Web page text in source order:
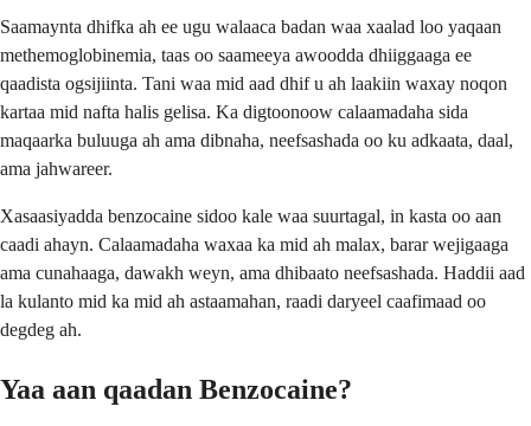
Saamaynta dhifka ah ee ugu walaaca badan waa xaalad loo yaqaan
methemoglobinemia, taas oo saameeya awoodda dhiiggaaga ee
qaadista ogsijiinta. Tani waa mid aad dhif u ah laakiin waxay noqon
kartaa mid nafta halis gelisa. Ka digtoonoow calaamadaha sida
maqaarka buluuga ah ama dibnaha, neefsashada oo ku adkaata, daal,
ama jahwareer.
Xasaasiyadda benzocaine sidoo kale waa suurtagal, in kasta oo aan
caadi ahayn. Calaamadaha waxaa ka mid ah malax, barar wejigaaga
ama cunahaaga, dawakh weyn, ama dhibaato neefsashada. Haddii aad
la kulanto mid ka mid ah astaamahan, raadi daryeel caafimaad oo
degdeg ah.
Yaa aan qaadan Benzocaine?